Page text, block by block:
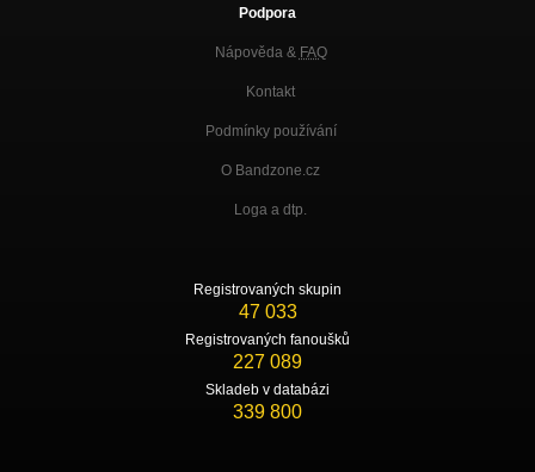
Podpora
Nápověda & FAQ
Kontakt
Podmínky používání
O Bandzone.cz
Loga a dtp.
Registrovaných skupin
47 033
Registrovaných fanoušků
227 089
Skladeb v databázi
339 800